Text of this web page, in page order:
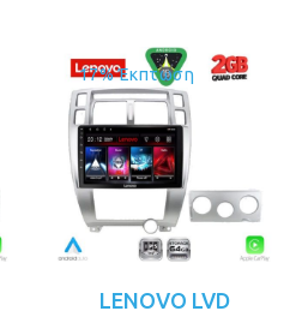
17% Έκπτωση
LENOVO LVD